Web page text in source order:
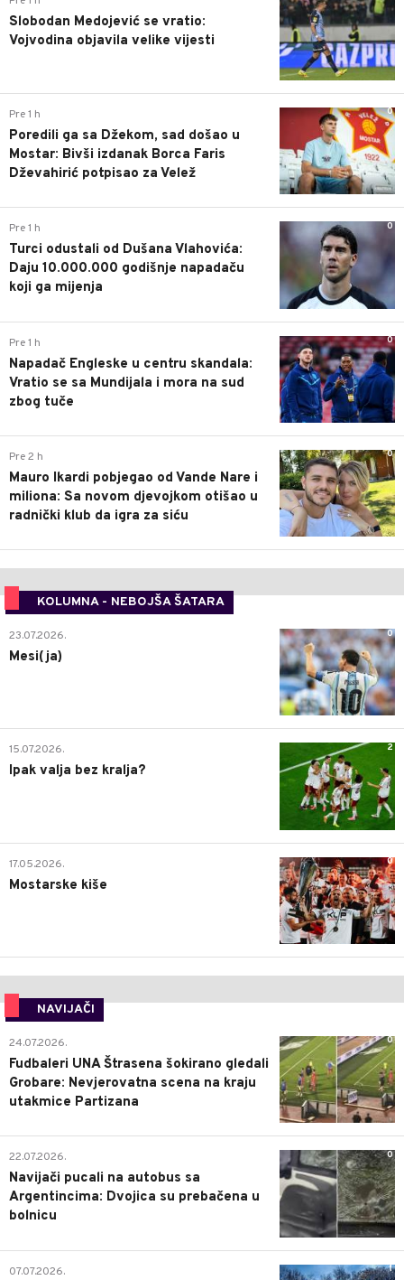
Slobodan Medojević se vratio:
Vojvodina objavila velike vijesti
0
Pre 1 h
Poredili ga sa Džekom, sad došao u
Mostar: Bivši izdanak Borca Faris
Dževahirić potpisao za Velež
0
Pre 1 h
Turci odustali od Dušana Vlahovića:
Daju 10.000.000 godišnje napadaču
koji ga mijenja
0
Pre 1 h
Napadač Engleske u centru skandala:
Vratio se sa Mundijala i mora na sud
zbog tuče
0
Pre 2 h
Mauro Ikardi pobjegao od Vande Nare i
miliona: Sa novom djevojkom otišao u
radnički klub da igra za siću
KOLUMNA - NEBOJŠA ŠATARA
0
23.07.2026.
Mesi(ja)
2
15.07.2026.
Ipak valja bez kralja?
0
17.05.2026.
Mostarske kiše
NAVIJAČI
0
24.07.2026.
Fudbaleri UNA Štrasena šokirano gledali
Grobare: Nevjerovatna scena na kraju
utakmice Partizana
0
22.07.2026.
Navijači pucali na autobus sa
Argentincima: Dvojica su prebačena u
bolnicu
1
07.07.2026.